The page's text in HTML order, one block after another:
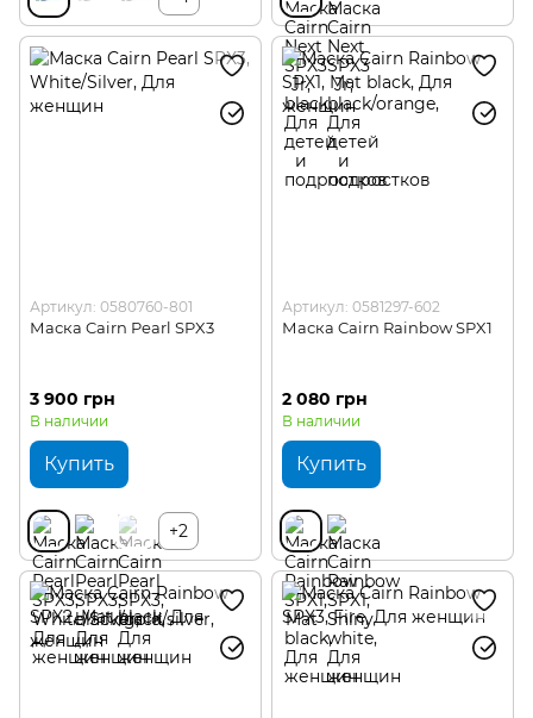
Артикул: 0580760-801
Маска Cairn Pearl SPX3
3 900 грн
В наличии
Купить
+2
Артикул: 0581297-602
Маска Cairn Rainbow SPX1
2 080 грн
В наличии
Купить